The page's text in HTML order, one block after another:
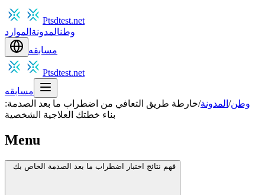
Ptsdtest.net
وطنالمدونة الموارد
مسابقه
Ptsdtest.net
مسابقه
وطن/ المدونة/خارطة طريق التعافي من اضطراب ما بعد الصدمة:
بناء خطتك العلاجية الشخصية
Menu
فهم نتائج اختبار اضطراب ما بعد الصدمة الخاص بك